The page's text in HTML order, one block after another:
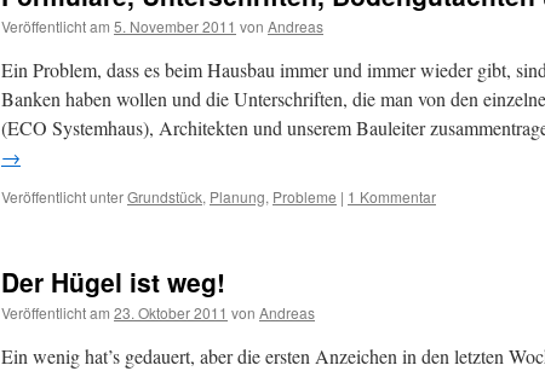
Veröffentlicht am 5. November 2011 von Andreas
Ein Problem, dass es beim Hausbau immer und immer wieder gibt,
Banken haben wollen und die Unterschriften, die man von den
(ECO Systemhaus), Architekten und unserem Bauleiter
→
Veröffentlicht unterGrundstück, Planung, Probleme | 1 Kommentar
Der Hügel ist weg!
Veröffentlicht am 23. Oktober 2011 von Andreas
Ein wenig hat’s gedauert, aber die ersten Anzeichen in den letzten